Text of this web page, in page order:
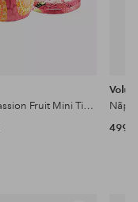
Nãpali Passion Fruit Mini Tin Candle 25H
499